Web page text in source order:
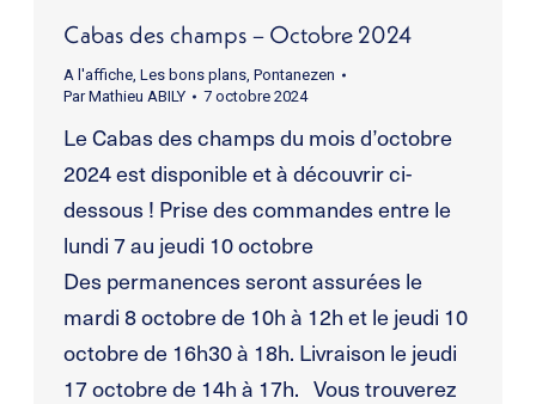
Cabas des champs – Octobre 2024
A l'affiche, Les bons plans, Pontanezen
ParMathieu ABILY 7 octobre 2024
Le Cabas des champs du mois d’octobre
2024 est disponible et à découvrir ci-
dessous ! Prise des commandes entre le
lundi 7 au jeudi 10 octobre
Des permanences seront assurées le
mardi 8 octobre de 10h à 12h et le jeudi 10
octobre de 16h30 à 18h. Livraison le jeudi
17 octobre de 14h à 17h. Vous trouverez